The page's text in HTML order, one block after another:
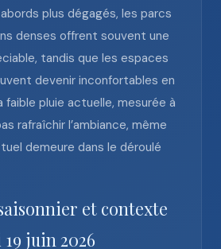
plus dégagés, les parcs
denses offrent souvent une
tandis que les espaces
devenir inconfortables en
faible pluie actuelle, mesurée à
rafraîchir l’ambiance, même
demeure dans le déroulé
et contexte
juin 2026